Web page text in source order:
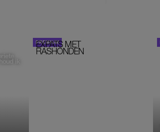
ik
EXPATS MET
RASHONDEN